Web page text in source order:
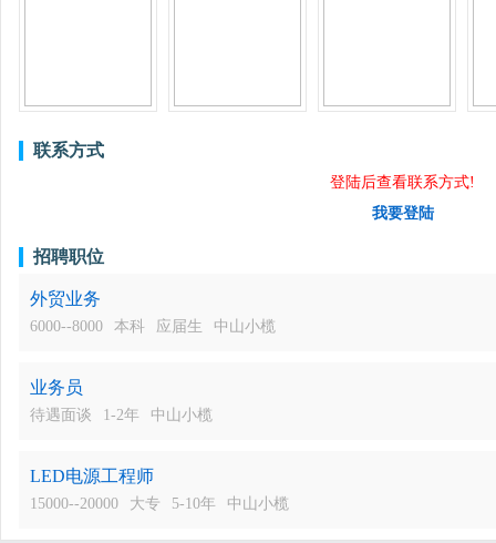
联系方式
登陆后查看联系方式!
我要登陆
招聘职位
外贸业务
6000--8000 本科 应届生 中山小榄
业务员
待遇面谈 1-2年 中山小榄
LED电源工程师
15000--20000 大专 5-10年 中山小榄